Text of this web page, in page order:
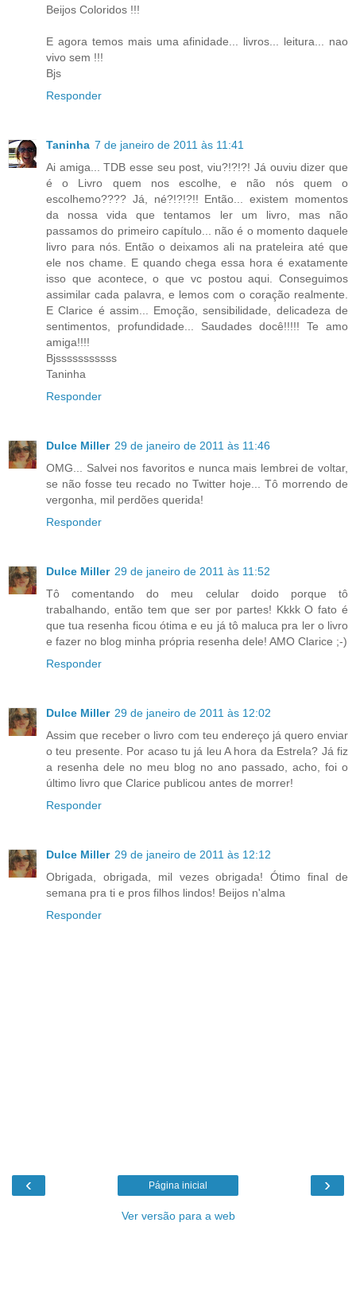
Beijos Coloridos !!!
E agora temos mais uma afinidade... livros... leitura... nao
vivo sem !!!
Bjs
Responder
Taninha 7 de janeiro de 2011 às 11:41
Ai amiga... TDB esse seu post, viu?!?!?! Já ouviu dizer que
é o Livro quem nos escolhe, e não nós quem o
escolhemo???? Já, né?!?!?!! Então... existem momentos
da nossa vida que tentamos ler um livro, mas não
passamos do primeiro capítulo... não é o momento daquele
livro para nós. Então o deixamos ali na prateleira até que
ele nos chame. E quando chega essa hora é exatamente
isso que acontece, o que vc postou aqui. Conseguimos
assimilar cada palavra, e lemos com o coração realmente.
E Clarice é assim... Emoção, sensibilidade, delicadeza de
sentimentos, profundidade... Saudades docê!!!!! Te amo
amiga!!!!
Bjsssssssssss
Taninha
Responder
Dulce Miller 29 de janeiro de 2011 às 11:46
OMG... Salvei nos favoritos e nunca mais lembrei de voltar,
se não fosse teu recado no Twitter hoje... Tô morrendo de
vergonha, mil perdões querida!
Responder
Dulce Miller 29 de janeiro de 2011 às 11:52
Tô comentando do meu celular doido porque tô
trabalhando, então tem que ser por partes! Kkkk O fato é
que tua resenha ficou ótima e eu já tô maluca pra ler o livro
e fazer no blog minha própria resenha dele! AMO Clarice ;-)
Responder
Dulce Miller 29 de janeiro de 2011 às 12:02
Assim que receber o livro com teu endereço já quero enviar
o teu presente. Por acaso tu já leu A hora da Estrela? Já fiz
a resenha dele no meu blog no ano passado, acho, foi o
último livro que Clarice publicou antes de morrer!
Responder
Dulce Miller 29 de janeiro de 2011 às 12:12
Obrigada, obrigada, mil vezes obrigada! Ótimo final de
semana pra ti e pros filhos lindos! Beijos n'alma
Responder
‹ ›
Página inicial
Ver versão para a web